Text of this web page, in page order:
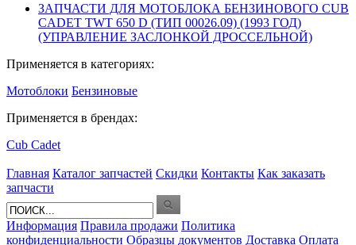
ЗАПЧАСТИ ДЛЯ МОТОБЛОКА БЕНЗИНОВОГО CUB
CADET TWT 650 D (ТИП 00026.09) (1993 ГОД)
(УПРАВЛЕНИЕ ЗАСЛОНКОЙ ДРОССЕЛЬНОЙ)
Применяется в категориях:
Мотоблоки Бензиновые
Применяется в брендах:
Cub Cadet
Главная Каталог запчастей Скидки Контакты Как заказать
запчасти
Информация Правила продажи Политика
конфиденциальности Образцы документов Доставка Оплата